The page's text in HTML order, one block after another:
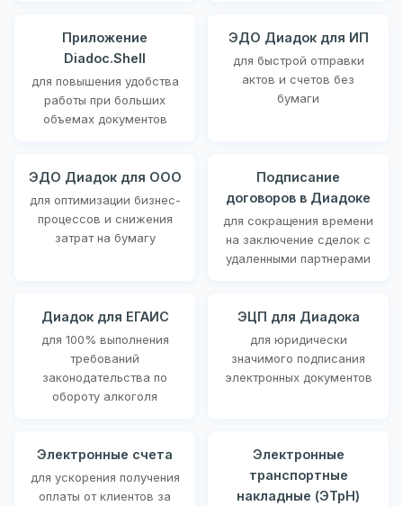
Приложение
Diadoc.Shell
для повышения удобства
работы при больших
объемах документов
ЭДО Диадок для ИП
для быстрой отправки
актов и счетов без
бумаги
ЭДО Диадок для ООО
для оптимизации бизнес-
процессов и снижения
затрат на бумагу
Подписание
договоров в Диадоке
для сокращения времени
на заключение сделок с
удаленными партнерами
Диадок для ЕГАИС
для 100% выполнения
требований
законодательства по
обороту алкоголя
ЭЦП для Диадока
для юридически
значимого подписания
электронных документов
Электронные счета
для ускорения получения
оплаты от клиентов за
Электронные
транспортные
накладные (ЭТрН)